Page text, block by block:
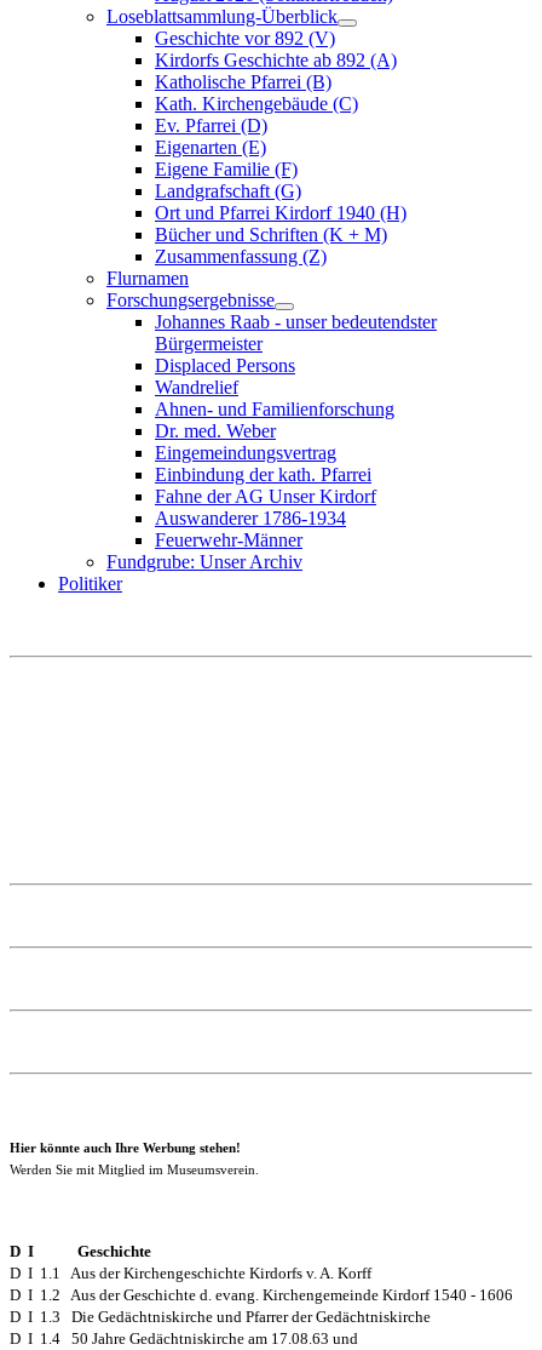
Loseblattsammlung-Überblick
Geschichte vor 892 (V)
Kirdorfs Geschichte ab 892 (A)
Katholische Pfarrei (B)
Kath. Kirchengebäude (C)
Ev. Pfarrei (D)
Eigenarten (E)
Eigene Familie (F)
Landgrafschaft (G)
Ort und Pfarrei Kirdorf 1940 (H)
Bücher und Schriften (K + M)
Zusammenfassung (Z)
Flurnamen
Forschungsergebnisse
Johannes Raab - unser bedeutendster
Bürgermeister
Displaced Persons
Wandrelief
Ahnen- und Familienforschung
Dr. med. Weber
Eingemeindungsvertrag
Einbindung der kath. Pfarrei
Fahne der AG Unser Kirdorf
Auswanderer 1786-1934
Feuerwehr-Männer
Fundgrube: Unser Archiv
Politiker
Hier könnte auch Ihre Werbung stehen!
Werden Sie mit Mitglied im Museumsverein.
D I Geschichte
D I 1.1 Aus der Kirchengeschichte Kirdorfs v. A. Korff
D I 1.2 Aus der Geschichte d. evang. Kirchengemeinde Kirdorf 1540 - 1606
D I 1.3 Die Gedächtniskirche und Pfarrer der Gedächtniskirche
D I 1.4 50 Jahre Gedächtniskirche am 17.08.63 und